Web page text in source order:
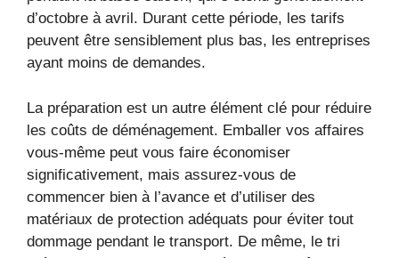
d’octobre à avril. Durant cette période, les tarifs
peuvent être sensiblement plus bas, les entreprises
ayant moins de demandes.
La préparation est un autre élément clé pour réduire
les coûts de déménagement. Emballer vos affaires
vous-même peut vous faire économiser
significativement, mais assurez-vous de
commencer bien à l’avance et d’utiliser des
matériaux de protection adéquats pour éviter tout
dommage pendant le transport. De même, le tri